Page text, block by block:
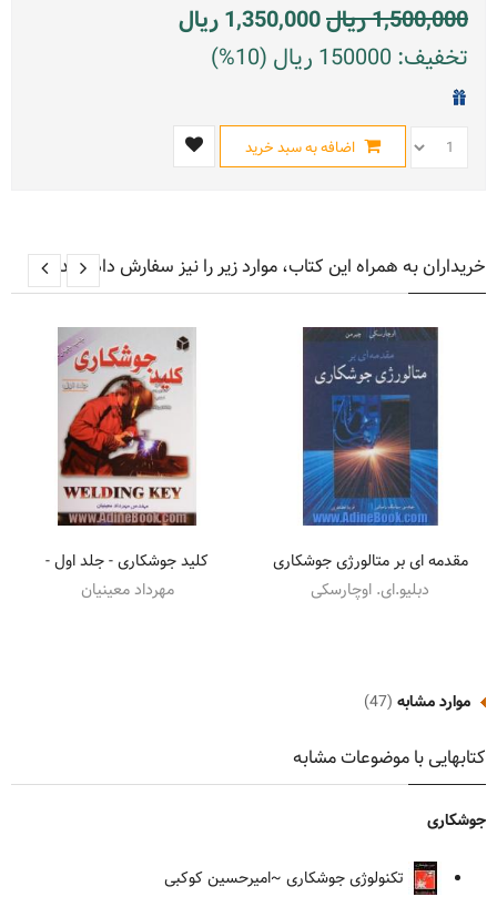
1,500,000ریال1,350,000ریال
تخفیف: 150000 ریال (10%)
اضافه به سبد خرید
خریداران به همراه این کتاب، موارد زیر را نیز سفارش داده اند
مقدمه ای بر متالورژی جوشکاری
دبلیو.ای. اوچارسکی
کلید جوشکاری - جلد اول -
مهرداد معینیان
موارد مشابه (47)
کتابهایی با موضوعات مشابه
جوشکاری
تکنولوژی جوشکاری ~امیرحسین کوکبی